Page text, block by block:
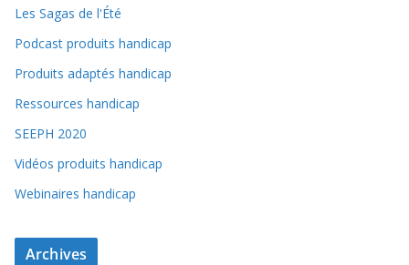
Les Sagas de l'Été
Podcast produits handicap
Produits adaptés handicap
Ressources handicap
SEEPH 2020
Vidéos produits handicap
Webinaires handicap
Archives